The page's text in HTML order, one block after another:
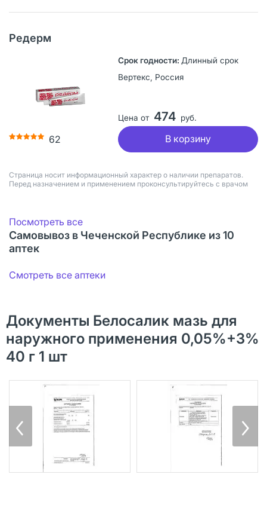
Редерм
62
Длинный срок
Вертекс, Россия
Цена от 474 руб.
В корзину
Страница носит информационный характер о наличии препаратов.
Перед назначением и применением проконсультируйтесь с врачом
Посмотреть все
Самовывоз в Чеченской Республике из 10
аптек
Смотреть все аптеки
Документы Белосалик мазь для
наружного применения 0,05%+3%
40 г 1 шт